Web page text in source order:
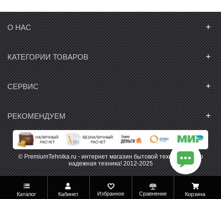
Каталог Кабинет Избранное Сравнение Корзина
О НАС +
КАТЕГОРИИ ТОВАРОВ +
СЕРВИС +
РЕКОМЕНДУЕМ +
© PremiumTehnika.ru - интернет магазин бытовой техники. Только
надежная техника! 2012-2025